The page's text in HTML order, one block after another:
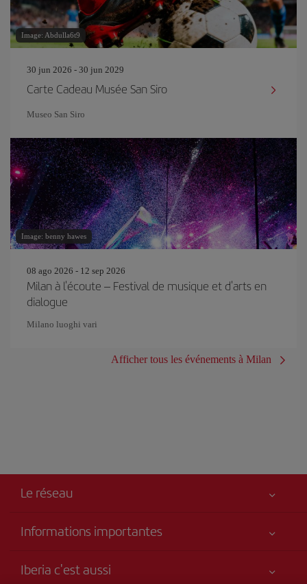
Image: Abdulla6t9
30 jun 2026 - 30 jun 2029
Carte Cadeau Musée San Siro
Museo San Siro
Image: benny hawes
08 ago 2026 - 12 sep 2026
Milan à l'écoute – Festival de musique et d'arts en
dialogue
Milano luoghi vari
Afficher tous les événements à Milan
Le réseau
Informations importantes
Accessibilité
Iberia c'est aussi